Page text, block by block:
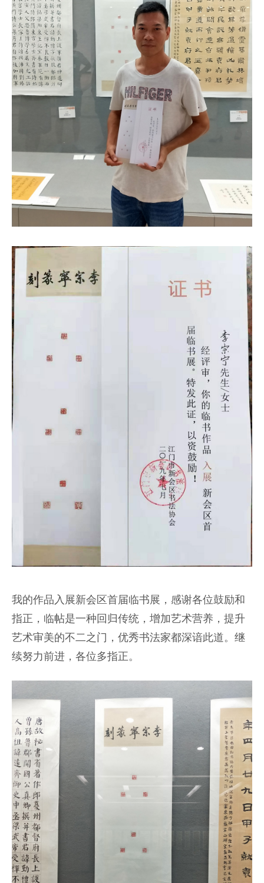
我的作品入展新会区首届临书展，感谢各位鼓励和
指正，临帖是一种回归传统，增加艺术营养，提升
艺术审美的不二之门，优秀书法家都深谙此道。继
续努力前进，各位多指正。